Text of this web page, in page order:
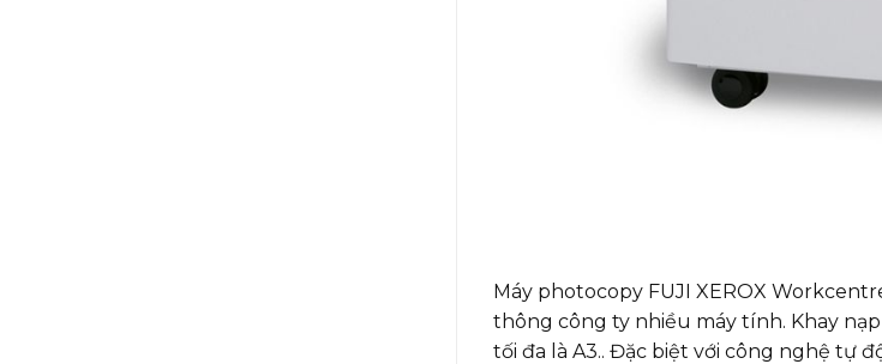
Máy photocopy FUJI XEROX
thông công ty nhiều máy tính. Khay
tối đa là A3.. Đặc biệt với công nghệ tự